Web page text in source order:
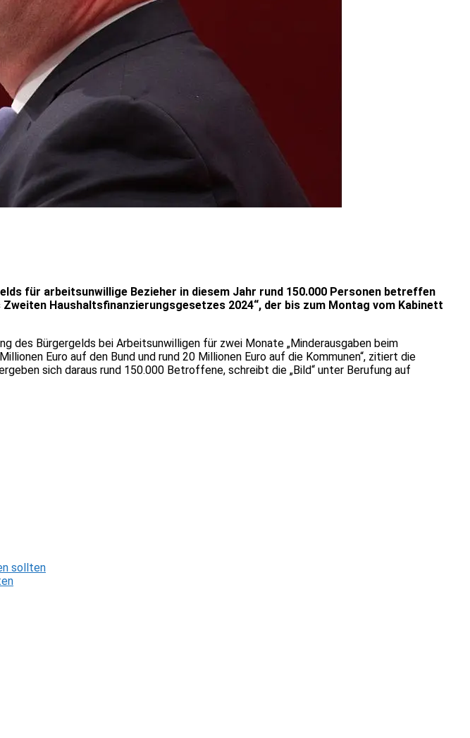
für arbeitsunwillige Bezieher in diesem Jahr rund 150.000 Personen betreffen
Haushaltsfinanzierungsgesetzes 2024“, der bis zum Montag vom Kabinett
des Bürgergelds bei Arbeitsunwilligen für zwei Monate „Minderausgaben beim
Euro auf den Bund und rund 20 Millionen Euro auf die Kommunen“, zitiert die
sich daraus rund 150.000 Betroffene, schreibt die „Bild“ unter Berufung auf
sollten